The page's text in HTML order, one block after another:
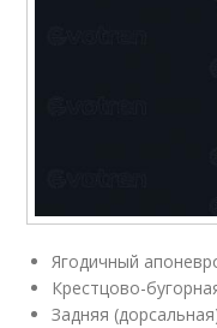
Ягодичный
Крестцово-
Задняя